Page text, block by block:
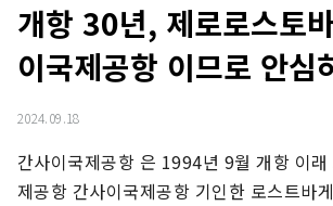
개항 30년, 제로로스토
이국제공항 이므로 안심
2024.09.18
간사이국제공항 은 1994년 9월 개항 이
제공항 간사이국제공항 기인한 로스트바